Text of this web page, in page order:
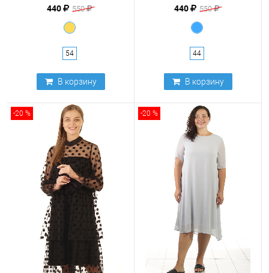
440 550
54
В корзину
440 550
44
В корзину
-20 % -20 %